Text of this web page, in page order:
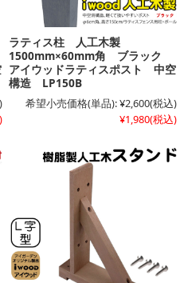
ラティス柱 人工木製
1500mm×60mm角 ブラック
アイウッドラティスポスト 中空
構造 LP150B
希望小売価格(単品):¥2,600(税込)
¥1,980(税込)